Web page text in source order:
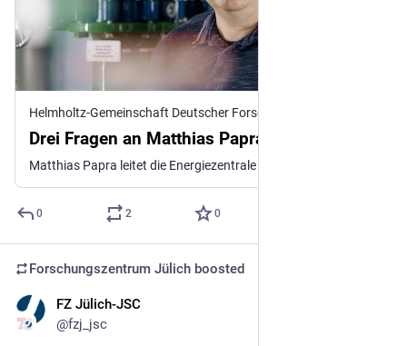
Helmholtz-Gemeinschaft Deutscher Forschungszentren
Drei Fragen an Matthias Papra
0 2 0
Forschungszentrum Jülich boosted
FZ Jülich-JSC
@fzj_jsc